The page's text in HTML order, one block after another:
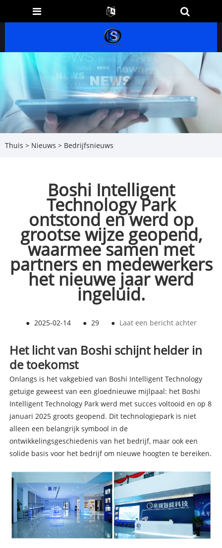
Thuis > Nieuws > Bedrijfsnieuws
Boshi Intelligent
Technology Park
ontstond en werd op
grootse wijze geopend,
waarmee samen met
partners en medewerkers
het nieuwe jaar werd
ingeluid.
● 2025-02-14 ● 29 ● Laat een bericht achter
Het licht van Boshi schijnt helder in
de toekomst
Onlangs is het vakgebied van Boshi Intelligent Technology
getuige geweest van een gloednieuwe mijlpaal: het Boshi
Intelligent Technology Park werd met succes voltooid en op 8
januari 2025 groots geopend. Dit technologiepark is niet
alleen een belangrijk symbool in de
ontwikkelingsgeschiedenis van het bedrijf, maar ook een
solide basis voor het bedrijf om nieuwe hoogten te bereiken.